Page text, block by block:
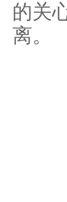
的关
离。